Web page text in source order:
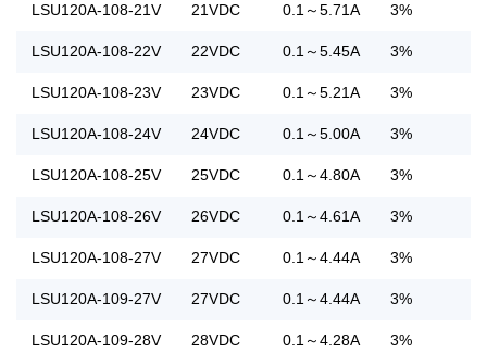
LSU120A-108-21V 21VDC 0.1～5.71A 3%
LSU120A-108-22V 22VDC 0.1～5.45A 3%
LSU120A-108-23V 23VDC 0.1～5.21A 3%
LSU120A-108-24V 24VDC 0.1～5.00A 3%
LSU120A-108-25V 25VDC 0.1～4.80A 3%
LSU120A-108-26V 26VDC 0.1～4.61A 3%
LSU120A-108-27V 27VDC 0.1～4.44A 3%
LSU120A-109-27V 27VDC 0.1～4.44A 3%
LSU120A-109-28V 28VDC 0.1～4.28A 3%